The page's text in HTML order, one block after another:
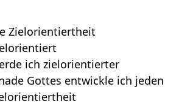
Zielorientiertheit
ich zielorientierter
Gottes entwickle ich jeden